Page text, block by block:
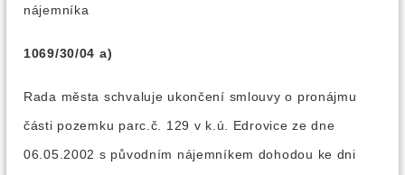
nájemníka
1069/30/04 a)
Rada města schvaluje ukončení smlouvy o pronájmu
části pozemku parc.č. 129 v k.ú. Edrovice ze dne
06.05.2002 s původním nájemníkem dohodou ke dni